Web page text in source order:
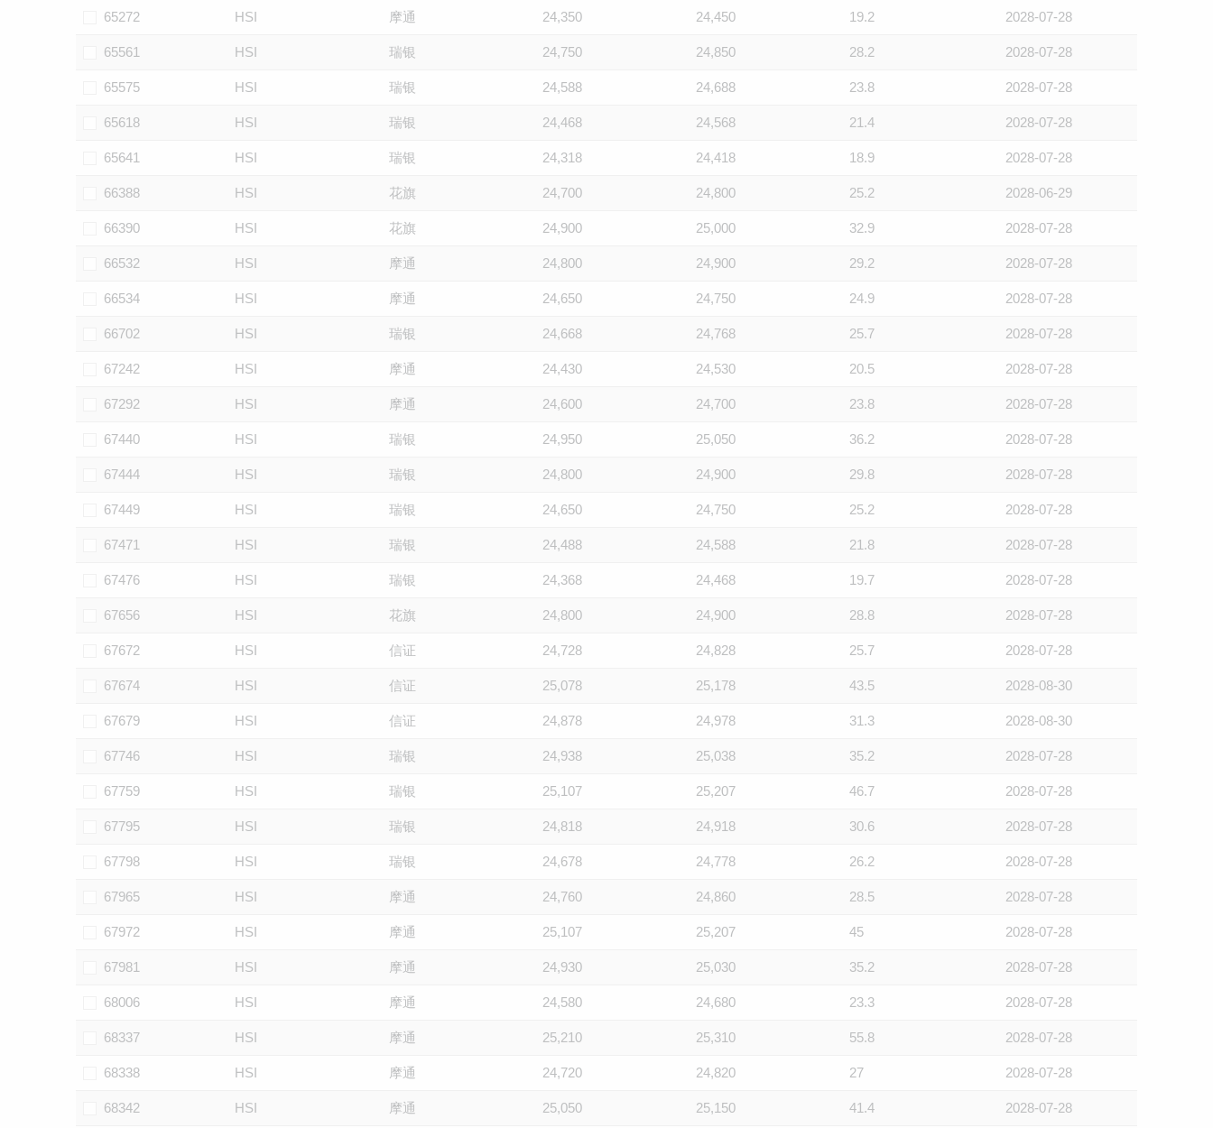
65272 HSI 摩通 24,350 24,450 19.2 2028-07-28
65561 HSI 瑞银 24,750 24,850 28.2 2028-07-28
65575 HSI 瑞银 24,588 24,688 23.8 2028-07-28
65618 HSI 瑞银 24,468 24,568 21.4 2028-07-28
65641 HSI 瑞银 24,318 24,418 18.9 2028-07-28
66388 HSI 花旗 24,700 24,800 25.2 2028-06-29
66390 HSI 花旗 24,900 25,000 32.9 2028-07-28
66532 HSI 摩通 24,800 24,900 29.2 2028-07-28
66534 HSI 摩通 24,650 24,750 24.9 2028-07-28
66702 HSI 瑞银 24,668 24,768 25.7 2028-07-28
67242 HSI 摩通 24,430 24,530 20.5 2028-07-28
67292 HSI 摩通 24,600 24,700 23.8 2028-07-28
67440 HSI 瑞银 24,950 25,050 36.2 2028-07-28
67444 HSI 瑞银 24,800 24,900 29.8 2028-07-28
67449 HSI 瑞银 24,650 24,750 25.2 2028-07-28
67471 HSI 瑞银 24,488 24,588 21.8 2028-07-28
67476 HSI 瑞银 24,368 24,468 19.7 2028-07-28
67656 HSI 花旗 24,800 24,900 28.8 2028-07-28
67672 HSI 信证 24,728 24,828 25.7 2028-07-28
67674 HSI 信证 25,078 25,178 43.5 2028-08-30
67679 HSI 信证 24,878 24,978 31.3 2028-08-30
67746 HSI 瑞银 24,938 25,038 35.2 2028-07-28
67759 HSI 瑞银 25,107 25,207 46.7 2028-07-28
67795 HSI 瑞银 24,818 24,918 30.6 2028-07-28
67798 HSI 瑞银 24,678 24,778 26.2 2028-07-28
67965 HSI 摩通 24,760 24,860 28.5 2028-07-28
67972 HSI 摩通 25,107 25,207 45 2028-07-28
67981 HSI 摩通 24,930 25,030 35.2 2028-07-28
68006 HSI 摩通 24,580 24,680 23.3 2028-07-28
68337 HSI 摩通 25,210 25,310 55.8 2028-07-28
68338 HSI 摩通 24,720 24,820 27 2028-07-28
68342 HSI 摩通 25,050 25,150 41.4 2028-07-28